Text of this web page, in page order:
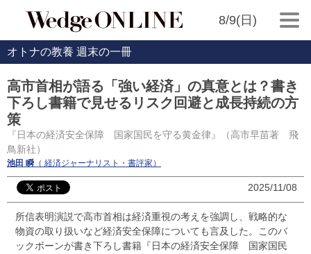
8/9(日)
オトナの教養 週末の一冊
高市首相が語る「強い経済」の真意とは？書き
下ろし書籍で見せるリスク回避と成長持続の方
策
『日本の経済安全保障 国家国民を守る黄金律』（高市早苗著 飛
鳥新社）
池田 瞬 （ 経済ジャーナリスト・書評家）
2025/11/08
所信表明演説で高市首相は経済重視の考えを強調し、戦略的な
物資の取り扱いなど経済安全保障についても言及した。このバ
ックボーンが書き下ろし書籍『日本の経済安全保障 国家国民